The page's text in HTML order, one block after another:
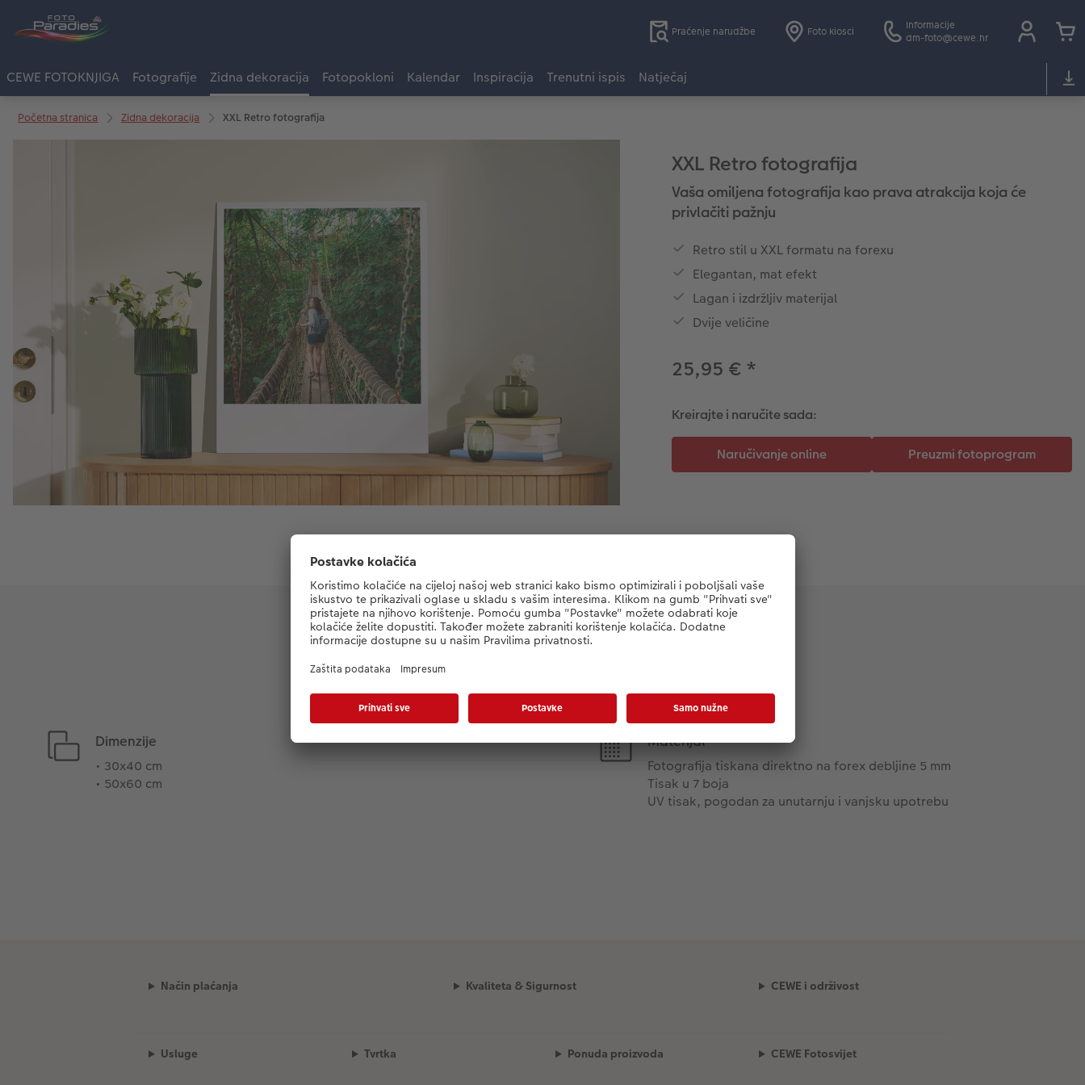
Praćenje narudžbe Foto kiosci
Informacije
dm-foto@cewe.hr
CEWE FOTOKNJIGA Fotografije Zidna dekoracija Fotopokloni Kalendar Inspiracija Trenutni ispis Natječaj
Početna stranica Zidna dekoracija XXL Retro fotografija
XXL Retro fotografija
Vaša omiljena fotografija kao prava atrakcija koja će
privlačiti pažnju
Retro stil u XXL formatu na forexu
Elegantan, mat efekt
Lagan i izdržljiv materijal
Dvije veličine
25,95 € *
Kreirajte i naručite sada:
Informacije o proizvodu
Dimenzije
• 30x40 cm
• 50x60 cm
Materijal
Fotografija tiskana direktno na forex debljine 5 mm
Tisak u 7 boja
UV tisak, pogodan za unutarnju i vanjsku upotrebu
Način plaćanja Kvaliteta & Sigurnost CEWE i održivost
Usluge Tvrtka Ponuda proizvoda CEWE Fotosvijet